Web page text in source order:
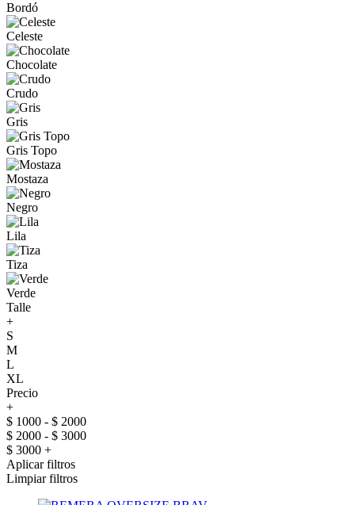
Bordó
Celeste
Chocolate
Crudo
Gris
Gris Topo
Mostaza
Negro
Lila
Tiza
Verde
Talle
+
S
M
L
XL
Precio
+
$ 1000 - $ 2000
$ 2000 - $ 3000
$ 3000 +
Aplicar filtros
Limpiar filtros